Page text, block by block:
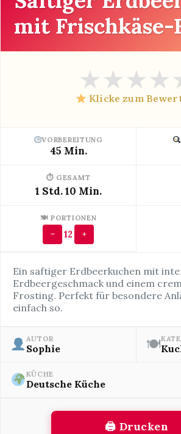
mit
★★★★
Klicke zum
VORBEREITUNG
45 Min.
⏱ GESAMT
1 Std. 10 Min.
🍽 PORTIONEN
− 12 +
Ein saftiger Erdbeerkuchen mit
Erdbeergeschmack und einem
Frosting. Perfekt für besondere
einfach so.
AUTOR
Sophie 🍽
KÜCHE
Deutsche Küche
🖨 Drucken